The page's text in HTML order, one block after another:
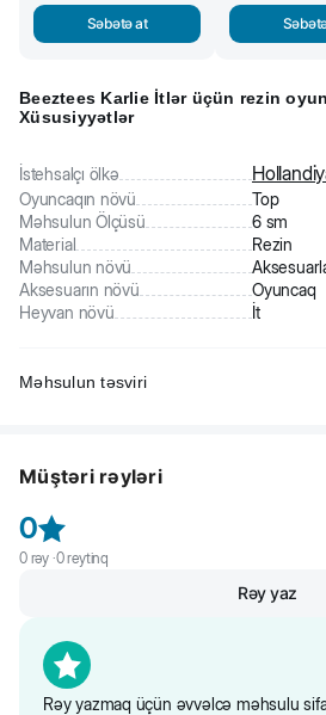
Səbətə at
Beeztees Karlie İtlər üçün rezin
Xüsusiyyətlər
İstehsalçı ölkə
Oyuncaqın növü
Top
Məhsulun Ölçüsü
6 sm
Material
Rezin
Məhsulun növü
Aksesuarın növü
Oyuncaq
Heyvan növü
İt
Məhsulun təsviri
zərərsiz və təhlükəsizdir.
Müştəri rəyləri
0
0rəy ·0reytinq
Rəy yazmaq üçün əvvəlcə məhsulu
Rəy yaz